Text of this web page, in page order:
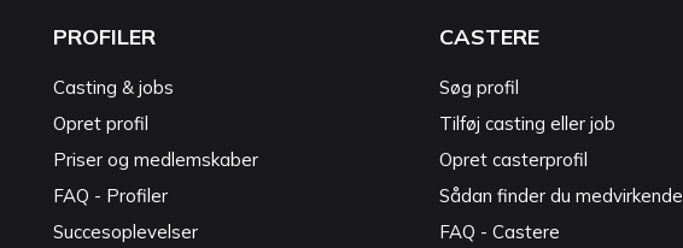
PROFILER
Casting & jobs
Opret profil
Priser og medlemskaber
FAQ - Profiler
Succesoplevelser
CASTERE
Søg profil
Tilføj casting eller job
Opret casterprofil
Sådan finder du medvirkende
FAQ - Castere